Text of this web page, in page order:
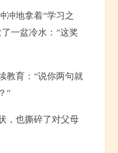
冲地拿着“学习之
一盆冷水：“这奖
教育：“说你两句就
”
，也撕碎了对父母